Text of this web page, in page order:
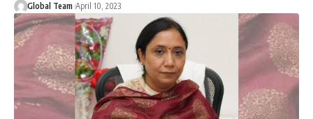
Global Team April 10, 2023